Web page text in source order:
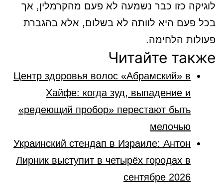
לוגיקה כזו כבר נשמעה לא פעם מהקרמלין, אך
בכל פעם היא לוותה לא בשלום, אלא בהגברת
פעולות הלחימה.
Читайте также
Центр здоровья волос «Абрaмский» в
Хайфе: когда зуд, выпадение и
«редеющий пробор» перестают быть
мелочью
Украинский стендап в Израиле: Антон
Лирник выступит в четырёх городах в
сентябре 2026